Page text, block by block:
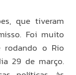
que tiveram
Foi muito
rodando o Rio
29 de março.